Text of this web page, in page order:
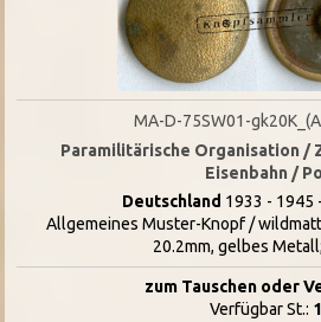
MA-D-75SW01-
Paramilitärische Organisation /
Eisenbahn /
Deutschland 1933 - 1945
Allgemeines Muster-Knopf /
20.2mm, gelbes
zum Tauschen oder
Verfügbar St.: 1